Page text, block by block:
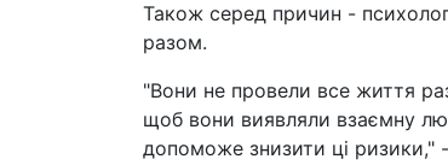
Також серед причин -
разом.
"Вони не провели все життя
щоб вони виявляли взаємну
допоможе знизити ці ризики,"